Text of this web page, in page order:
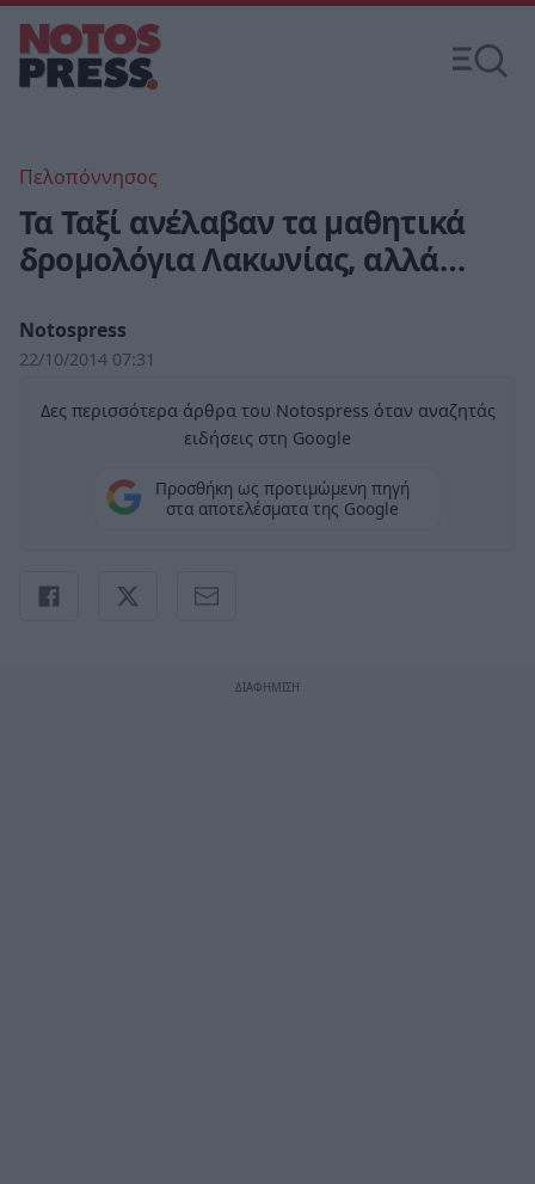
Πελοπόννησος
Τα Ταξί ανέλαβαν τα μαθητικά
δρομολόγια Λακωνίας, αλλά…
Notospress
22/10/2014 07:31
Δες περισσότερα άρθρα του Notospress όταν αναζητάς
ειδήσεις στη Google
Προσθήκη ως προτιμώμενη πηγή
στα αποτελέσματα της Google